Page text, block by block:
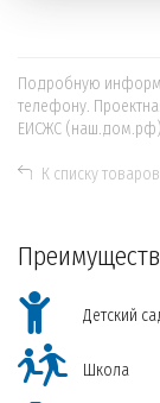
Подробную
телефону.
ЕИСЖС (наш.дом.рф)
К списку товаров
Детский
Школа